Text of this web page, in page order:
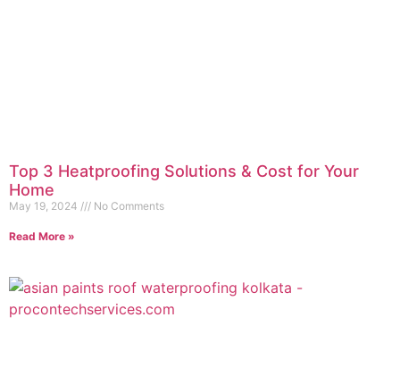
Top 3 Heatproofing Solutions & Cost for Your
Home
May 19, 2024 No Comments
Read More »